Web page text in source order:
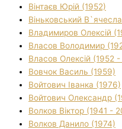
Вінтаєв Юрій (1952)
Віньковський
Владимиров Олексій
Власов Володимир
Власов Олексій (1952
Вовчок Василь (1959)
Войтович Іванка (1976)
Войтович Олександр
Волков Віктор (1941 -
Волков Данило (1974)